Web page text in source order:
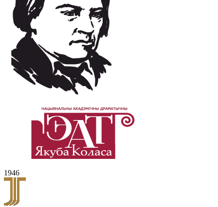
1946